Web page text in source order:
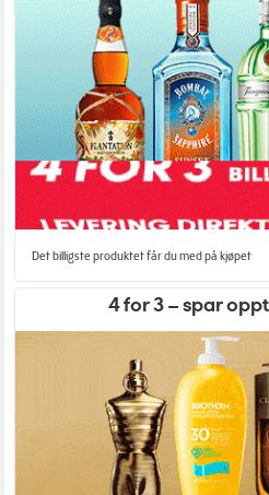
Det billigste produktet får du med på kjøpet
4 for 3 – spar